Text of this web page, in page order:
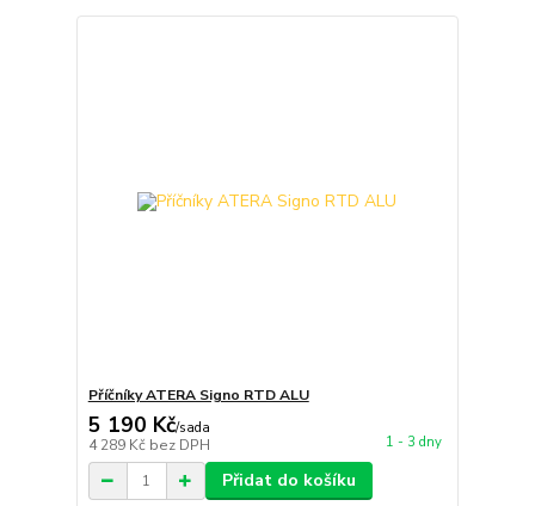
Příčníky ATERA Signo RTD ALU
5 190 Kč/sada
4 289 Kč bez DPH 1 - 3 dny
Přidat do košíku